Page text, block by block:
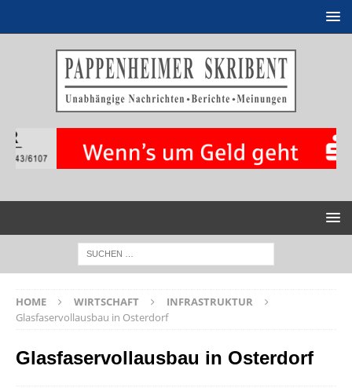
HOME WIRTSCHAFT
INFRASTRUKTUR
Glasfaservollausbau in Osterdorf
Glasfaservollausbau in Osterdorf